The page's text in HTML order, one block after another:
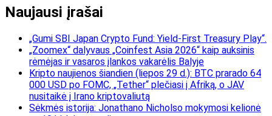
Naujausi įrašai
„Gumi SBI Japan Crypto Fund: Yield-First Treasury Play“.
„Zoomex“ dalyvaus „Coinfest Asia 2026“ kaip auksinis
rėmėjas ir vasaros įlankos vakarėlis Balyje
Kripto naujienos šiandien (liepos 29 d.): BTC prarado 64
000 USD po FOMC, „Tether“ plečiasi į Afriką, o JAV
nusitaikė į Irano kriptovaliutą
Sėkmės istorija: Jonathano Nicholso mokymosi kelionė